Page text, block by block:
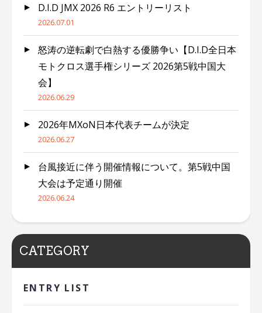
D.I.D JMX 2026 R6 エントリーリスト
2026.07.01
怒涛の逆転劇で白熱する優勝争い【D.I.D全日本
モトクロス選手権シリーズ 2026第5戦中国大
会】
2026.06.29
2026年MXoN日本代表チームが決定
2026.06.27
台風接近に伴う開催情報について。第5戦中国
大会は予定通り開催
2026.06.24
CATEGORY
ENTRY LIST